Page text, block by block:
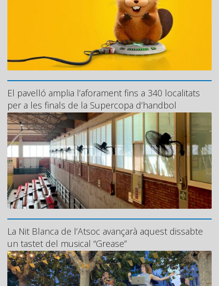
El pavelló amplia l’aforament fins a 340 localitats
per a les finals de la Supercopa d’handbol
La Nit Blanca de l’Atsoc avançarà aquest dissabte
un tastet del musical “Grease”